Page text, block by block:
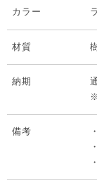
カラー
材質
納期
備考